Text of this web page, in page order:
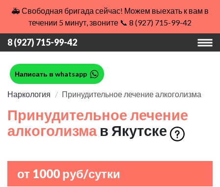
🚑 Свободная бригада сейчас! Можем выехать к вам в
течении 5 минут, звоните 📞 8 (927) 715-99-42
8 (927) 715-99-42
Написать в whatsapp
Наркология Принудительное лечение алкоголизма
Принудительное лечение
алкоголизма в Якутске
от 1000 руб/сутки